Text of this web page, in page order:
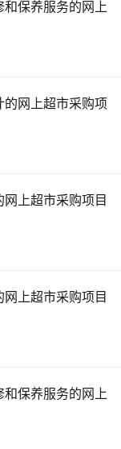
保养服务的网上
网上超市采购项
上超市采购项目
上超市采购项目
保养服务的网上